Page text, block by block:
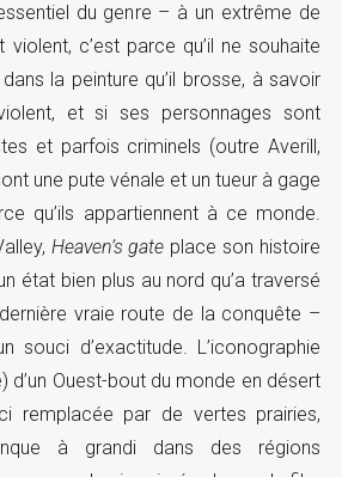
du genre – à un extrême de
c’est parce qu’il ne souhaite
la peinture qu’il brosse, à savoir
et si ses personnages sont
et parfois criminels (outre Averill,
une pute vénale et un tueur à gage
qu’ils appartiennent à ce monde.
Heaven’s gate place son histoire
état bien plus au nord qu’a traversé
dernière vraie route de la conquête –
d’exactitude. L’iconographie
d’un Ouest-bout du monde en désert
remplacée par de vertes prairies,
à grandi dans des régions